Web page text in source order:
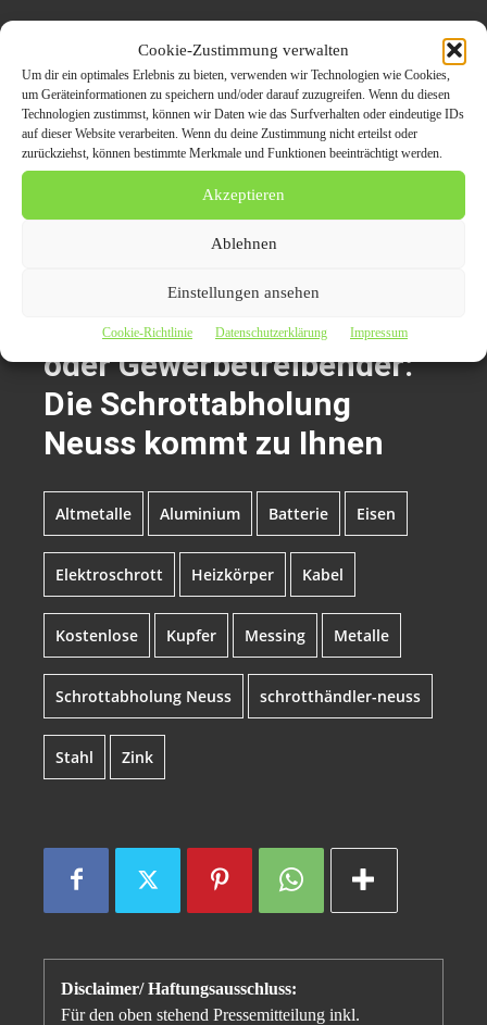
Cookie-Zustimmung verwalten
Um dir ein optimales Erlebnis zu bieten, verwenden wir Technologien wie Cookies,
um Geräteinformationen zu speichern und/oder darauf zuzugreifen. Wenn du diesen
Technologien zustimmst, können wir Daten wie das Surfverhalten oder eindeutige IDs
auf dieser Website verarbeiten. Wenn du deine Zustimmung nicht erteilst oder
zurückziehst, können bestimmte Merkmale und Funktionen beeinträchtigt werden.
Akzeptieren
Ablehnen
Einstellungen ansehen
Cookie-Richtlinie Datenschutzerklärung Impressum
Mohamad Helal
Hammer Str,66
44866_Bochum
Telefon:015208789118
Meil:info@schrotthaendler-nrw.de
https://www.schrotthaendler-nrw.de/
Egal, ob Privathaushalt
oder Gewerbetreibender:
Die Schrottabholung
Neuss kommt zu Ihnen
Altmetalle Aluminium Batterie Eisen
Elektroschrott Heizkörper Kabel
Kostenlose Kupfer Messing Metalle
Schrottabholung Neuss schrotthändler-neuss
Stahl Zink
Disclaimer/ Haftungsausschluss:
Für den oben stehend Pressemitteilung inkl.